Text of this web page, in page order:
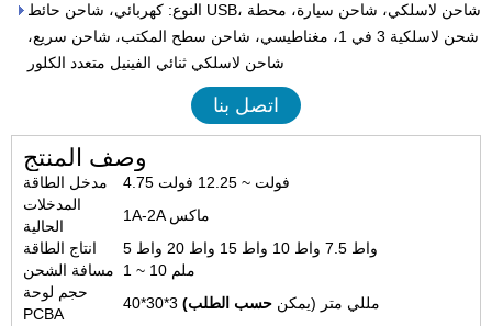
النوع: كهربائي، شاحن حائط USB، شاحن لاسلكي، شاحن سيارة، محطة
شحن لاسلكية 3 في 1، مغناطيسي، شاحن سطح المكتب، شاحن سريع،
شاحن لاسلكي ثنائي الفينيل متعدد الكلور
اتصل بنا
وصف المنتج
مدخل الطاقة
4.75 فولت ~ 12.25 فولت
المدخلات
الحالية
1A-2A ماكس
انتاج الطاقة
5 واط 7.5 واط 10 واط 15 واط 20 واط
مسافة الشحن
1 ~ 10 ملم
حجم لوحة
PCBA
40*30*3 مللي متر (يمكن حسب الطلب)